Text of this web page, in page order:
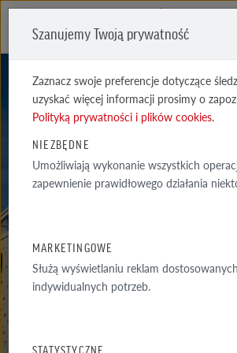
FARO
Szanujemy Twoją prywatność
Zaznacz swoje preferencje dotyczące
uzyskać więcej informacji prosimy o
Polityką prywatności i plików cookies.
NIEZBĘDNE
Umożliwiają wykonanie wszystkich
zapewnienie prawidłowego działania
MARKETINGOWE
Służą wyświetlaniu reklam
indywidualnych potrzeb.
STATYSTYCZNE